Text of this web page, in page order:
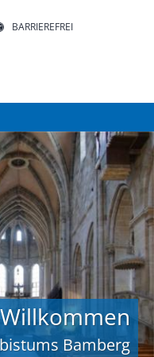
BARRIEREFREI
Bamberg